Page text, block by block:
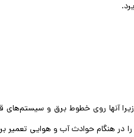
زیرا آنها روی خطوط برق و
حوادث آب و هوایی تعمیر